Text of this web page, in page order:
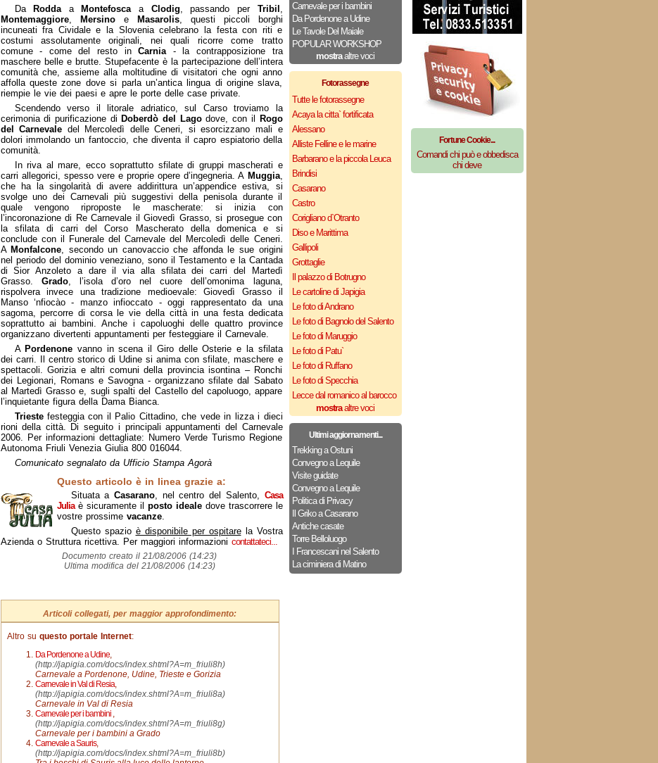
Carnevale per i bambini
Da Pordenone a Udine
Le Tavole Del Maiale
POPULAR WORKSHOP
mostraaltre voci
Fotorassegne
Tutte le fotorassegne
Acaya la citta` fortificata
Alessano
Alliste Felline e le marine
Barbarano e la piccola Leuca
Brindisi
Casarano
Castro
Corigliano d`Otranto
Diso e Marittima
Gallipoli
Grottaglie
Il palazzo di Botrugno
Le cartoline di Japigia
Le foto di Andrano
Le foto di Bagnolo del Salento
Le foto di Maruggio
Le foto di Patu`
Le foto di Ruffano
Le foto di Specchia
Lecce dal romanico al barocco
mostraaltre voci
Ultimi aggiornamenti...
Trekking a Ostuni
Convegno a Lequile
Visite guidate
Convegno a Lequile
Politica di Privacy
Il Griko a Casarano
Antiche casate
Torre Belloluogo
I Francescani nel Salento
La ciminiera di Matino
Da
Roddaa Montefoscaa Clodig, passando per Tribil ,
Montemaggiore, Mersinoe Masarolis, questi piccoli borghi
incuneati fra Cividale e la Slovenia celebrano la festa con riti e
costumi assolutamente originali, nei quali ricorre come tratto
comune - come del resto inCarnia- la contrapposizione tra
maschere belle e brutte. Stupefacente è la partecipazione dell’intera
comunità che, assieme alla moltitudine di visitatori che ogni anno
affolla queste zone dove si parla un’antica lingua di origine slava,
riempie le vie dei paesi e apre le porte delle case private.
Scendendo verso il litorale adriatico, sul Carso troviamo la
cerimonia di purificazione di Doberdò del Lagodove, con il
Rogo
del Carnevale del Mercoledì delle Ceneri, si esorcizzano mali e
dolori immolando un fantoccio, che diventa il capro espiatorio della
comunità.
In riva al mare, ecco soprattutto sfilate di gruppi mascherati e
carri allegorici, spesso vere e proprie opere d’ingegneria. A Muggia,
che ha la singolarità di avere addirittura un’appendice estiva, si
svolge uno dei Carnevali più suggestivi della penisola durante il
quale vengono riproposte le mascherate: si inizia con
l’incoronazione di Re Carnevale il Giovedì Grasso, si prosegue con
la sfilata di carri del Corso Mascherato della domenica e si
conclude con il Funerale del Carnevale del Mercoledì delle Ceneri.
A Monfalcone, secondo un canovaccio che affonda le sue origini
nel periodo del dominio veneziano, sono il Testamento e la Cantada
di Sior Anzoleto a dare il via alla sfilata dei carri del Martedì
Grasso. Grado, l’isola d’oro nel cuore dell’omonima laguna,
rispolvera invece una tradizione medioevale: Giovedì Grasso il
Manso ‘nfiocào - manzo infioccato - oggi rappresentato da una
sagoma, percorre di corsa le vie della città in una festa dedicata
soprattutto ai bambini. Anche i capoluoghi delle quattro province
organizzano divertenti appuntamenti per festeggiare il Carnevale.
A Pordenone vanno in scena il Giro delle Osterie e la sfilata
dei carri. Il centro storico di Udine si anima con sfilate, maschere e
spettacoli. Gorizia e altri comuni della provincia isontina – Ronchi
dei Legionari, Romans e Savogna - organizzano sfilate dal Sabato
al Martedì Grasso e, sugli spalti del Castello del capoluogo, appare
l’inquietante figura della Dama Bianca.
Triestefesteggia con il Palio Cittadino, che vede in lizza i dieci
rioni della città. Di seguito i principali appuntamenti del Carnevale
2006. Per informazioni dettagliate: Numero Verde Turismo Regione
Autonoma Friuli Venezia Giulia 800 016044.
Comunicato segnalato da Ufficio Stampa Agorà
Questo articolo è in linea grazie a:
Situata a Casarano, nel centro del Salento, Casa
Juliaè sicuramente il posto idealedove trascorrere le
vostre prossime vacanze.
Questo spazio è disponibile per ospitarela Vostra
Azienda o Struttura ricettiva. Per maggiori informazioni contattateci...
Documento creato il 21/08/2006 (14:23)
Ultima modifica del 21/08/2006 (14:23)
Articoli collegati, per maggior approfondimento:
Altro su questo portale Internet:
Da Pordenone a Udine,
(http://japigia.com/docs/index.shtml?A=m_friuli8h)
Carnevale a Pordenone, Udine, Trieste e Gorizia
Carnevale in Val di Resia,
(http://japigia.com/docs/index.shtml?A=m_friuli8a)
Carnevale in Val di Resia
Carnevale per i bambini ,
(http://japigia.com/docs/index.shtml?A=m_friuli8g)
Carnevale per i bambini a Grado
Carnevale a Sauris,
(http://japigia.com/docs/index.shtml?A=m_friuli8b)
Fortune Cookie...
Comandi chi può e obbedisca
chi deve